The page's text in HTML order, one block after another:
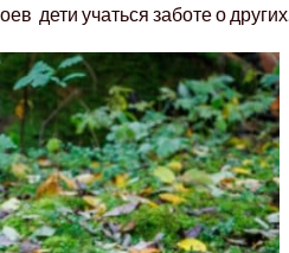
дети учаться заботе о других.